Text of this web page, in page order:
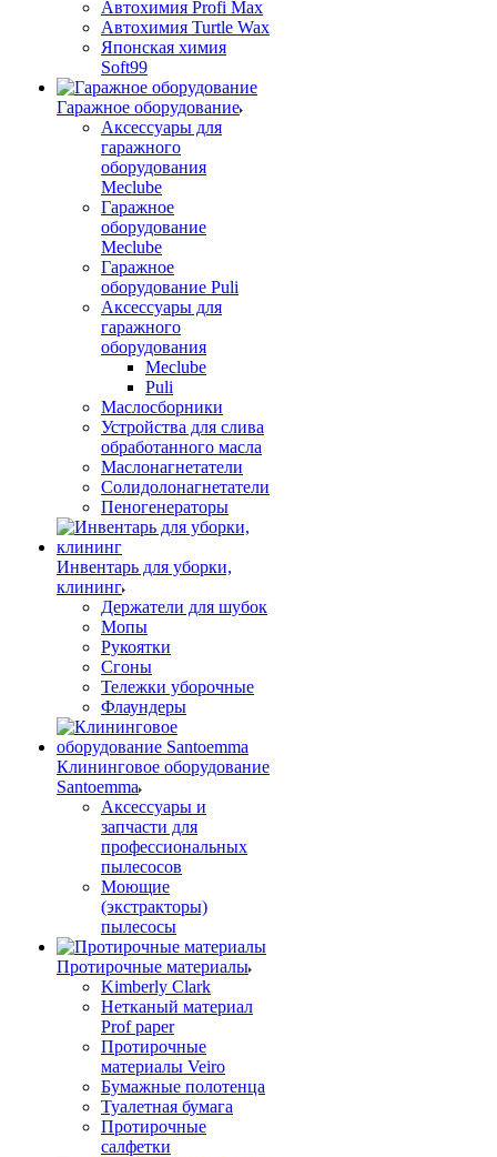
Автохимия Profi Max
Автохимия Turtle Wax
Японская химия
Soft99
Гаражное оборудование
Аксессуары для
гаражного
оборудования
Meclube
Гаражное
оборудование
Meclube
Гаражное
оборудование Puli
Аксессуары для
гаражного
оборудования
Meclube
Puli
Маслосборники
Устройства для слива
обработанного масла
Маслонагнетатели
Солидолонагнетатели
Пеногенераторы
Инвентарь для уборки,
клининг
Держатели для шубок
Мопы
Рукоятки
Сгоны
Тележки уборочные
Флаундеры
Клининговое оборудование
Santoemma
Аксессуары и
запчасти для
профессиональных
пылесосов
Моющие
(экстракторы)
пылесосы
Протирочные материалы
Kimberly Clark
Нетканый материал
Prof paper
Протирочные
материалы Veiro
Бумажные полотенца
Туалетная бумага
Протирочные
салфетки